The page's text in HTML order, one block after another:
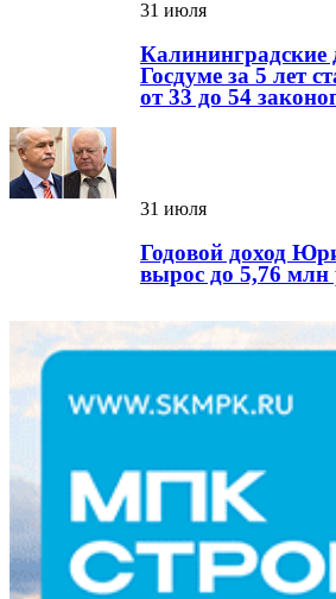
31 июля
Калининградские
Госдуме за 5 лет
от 33 до 54
31 июля
Годовой доход
вырос до 5,76 млн